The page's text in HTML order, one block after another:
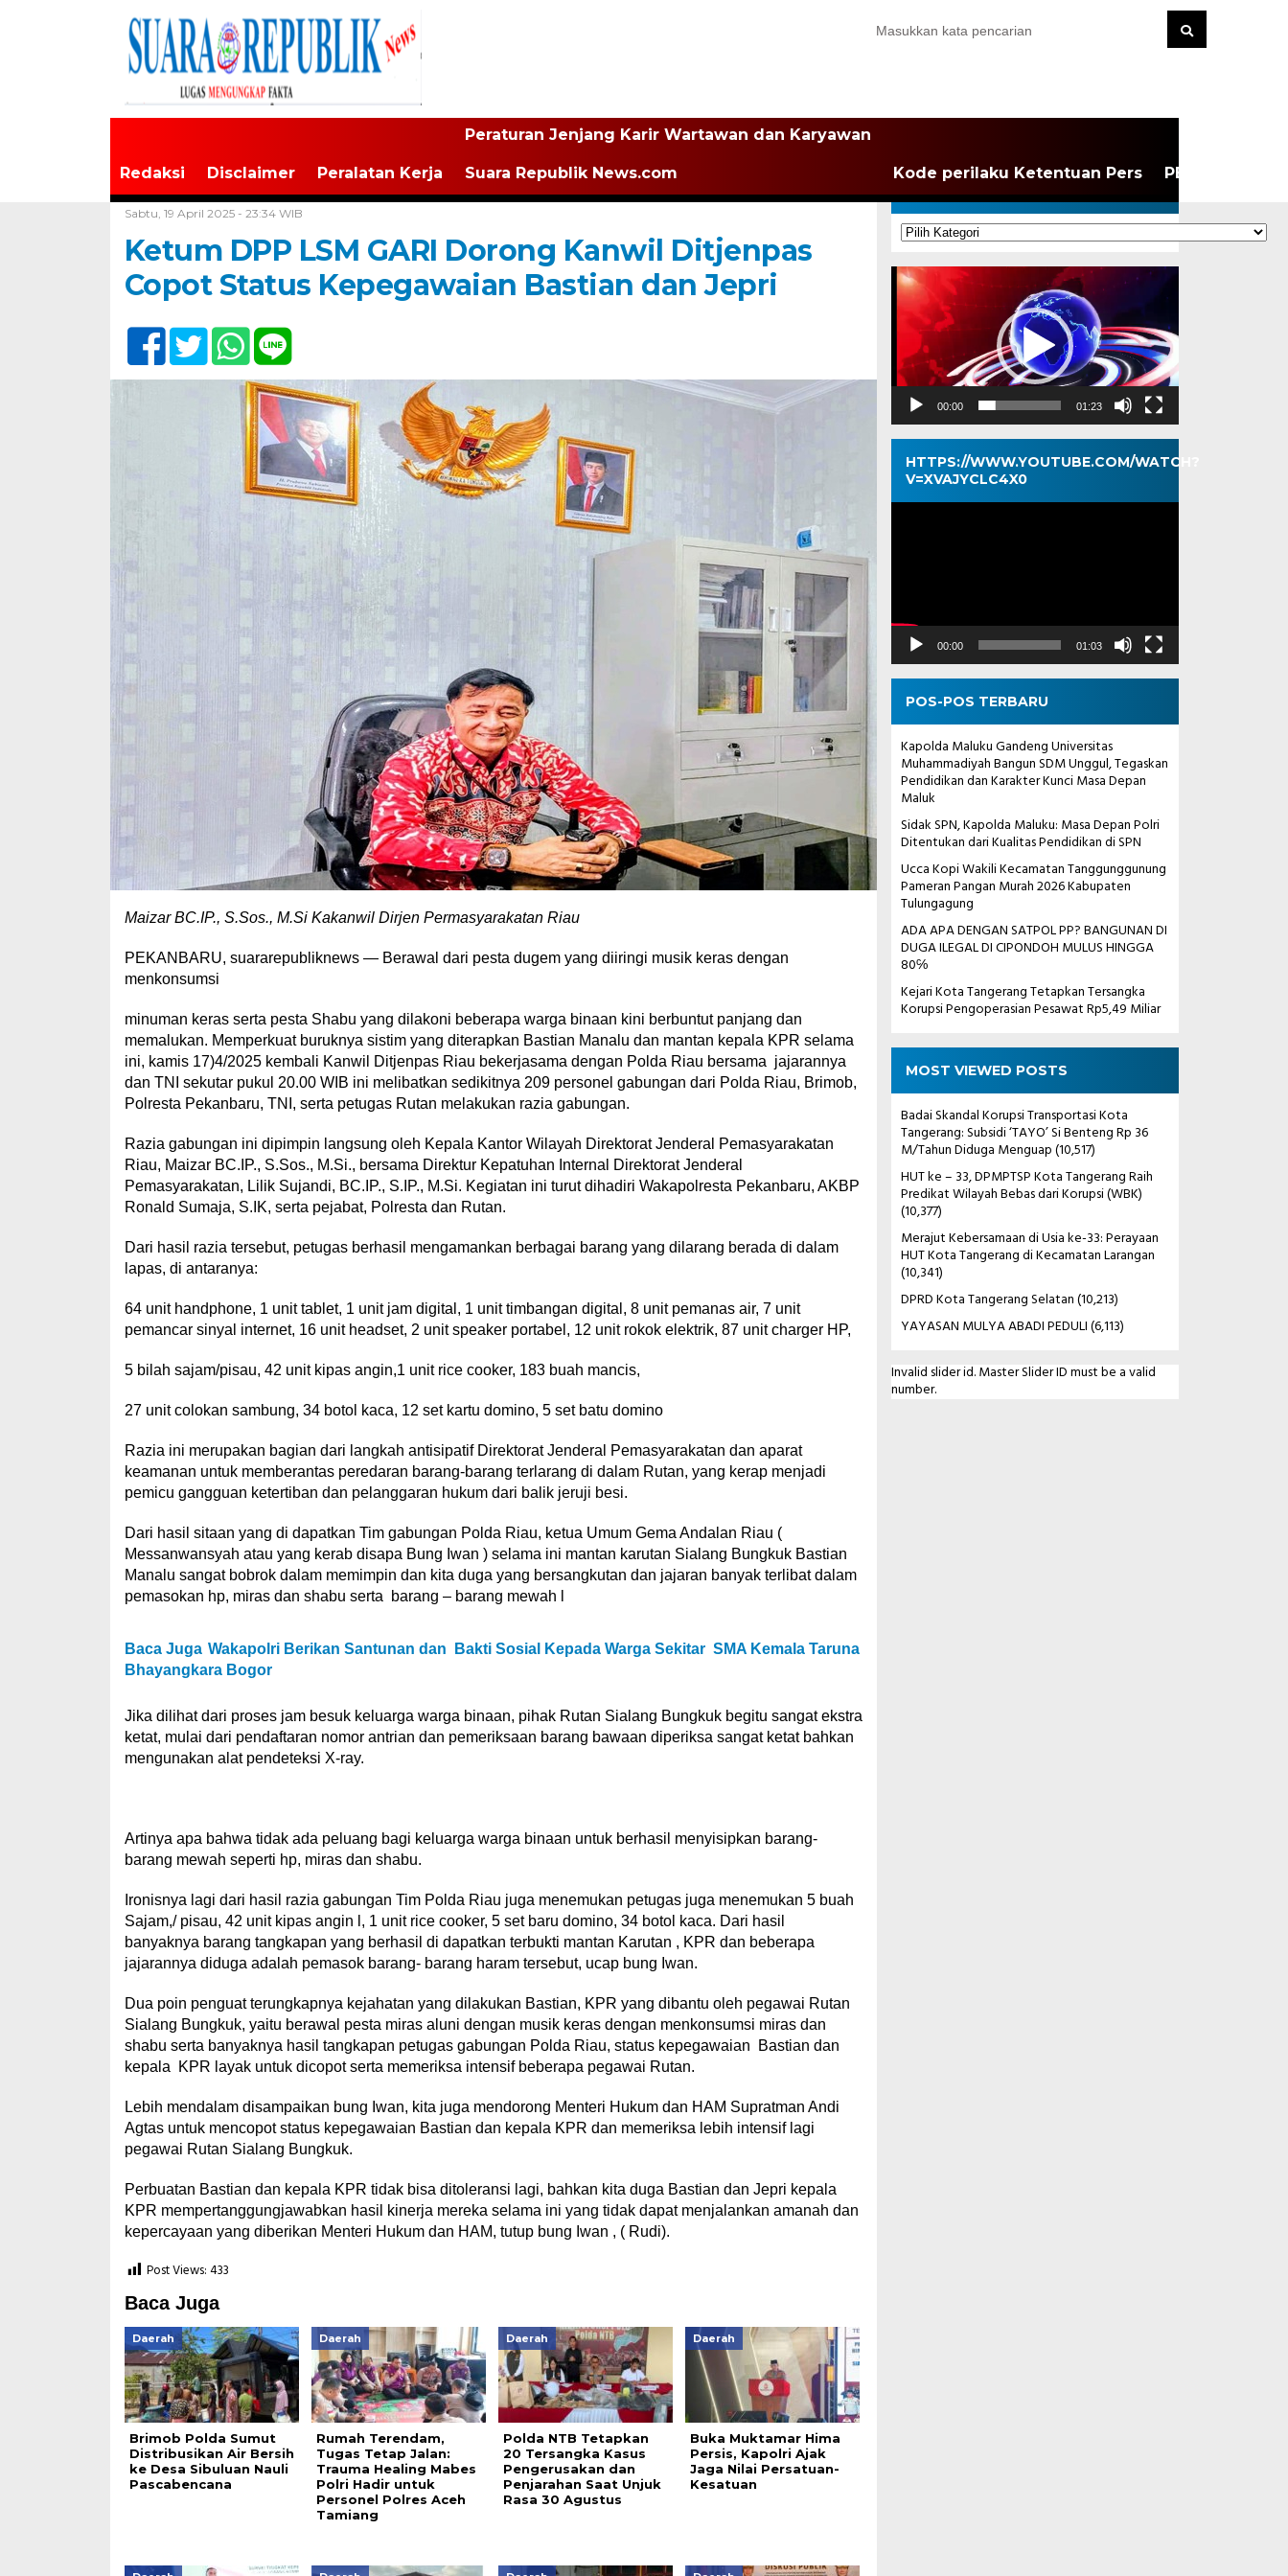
Redaksi Disclaimer Peralatan Kerja
Peraturan Jenjang Karir Wartawan dan Karyawan
Suara Republik News.com Kode perilaku Ketentuan Pers PEDOMAN
Sabtu, 19 April 2025 - 23:34 WIB
Ketum DPP LSM GARI Dorong Kanwil Ditjenpas
Copot Status Kepegawaian Bastian dan Jepri
Maizar BC.IP., S.Sos., M.Si Kakanwil Dirjen Permasyarakatan Riau
PEKANBARU, suararepubliknews — Berawal dari pesta dugem yang diiringi musik keras dengan
menkonsumsi
minuman keras serta pesta Shabu yang dilakoni beberapa warga binaan kini berbuntut panjang dan
memalukan. Memperkuat buruknya sistim yang diterapkan Bastian Manalu dan mantan kepala KPR selama
ini, kamis 17)4/2025 kembali Kanwil Ditjenpas Riau bekerjasama dengan Polda Riau bersama jajarannya
dan TNI sekutar pukul 20.00 WIB ini melibatkan sedikitnya 209 personel gabungan dari Polda Riau, Brimob,
Polresta Pekanbaru, TNI, serta petugas Rutan melakukan razia gabungan.
Razia gabungan ini dipimpin langsung oleh Kepala Kantor Wilayah Direktorat Jenderal Pemasyarakatan
Riau, Maizar BC.IP., S.Sos., M.Si., bersama Direktur Kepatuhan Internal Direktorat Jenderal
Pemasyarakatan, Lilik Sujandi, BC.IP., S.IP., M.Si. Kegiatan ini turut dihadiri Wakapolresta Pekanbaru, AKBP
Ronald Sumaja, S.IK, serta pejabat, Polresta dan Rutan.
Dari hasil razia tersebut, petugas berhasil mengamankan berbagai barang yang dilarang berada di dalam
lapas, di antaranya:
64 unit handphone, 1 unit tablet, 1 unit jam digital, 1 unit timbangan digital, 8 unit pemanas air, 7 unit
pemancar sinyal internet, 16 unit headset, 2 unit speaker portabel, 12 unit rokok elektrik, 87 unit charger HP,
5 bilah sajam/pisau, 42 unit kipas angin,1 unit rice cooker, 183 buah mancis,
27 unit colokan sambung, 34 botol kaca, 12 set kartu domino, 5 set batu domino
Razia ini merupakan bagian dari langkah antisipatif Direktorat Jenderal Pemasyarakatan dan aparat
keamanan untuk memberantas peredaran barang-barang terlarang di dalam Rutan, yang kerap menjadi
pemicu gangguan ketertiban dan pelanggaran hukum dari balik jeruji besi.
Dari hasil sitaan yang di dapatkan Tim gabungan Polda Riau, ketua Umum Gema Andalan Riau (
Messanwansyah atau yang kerab disapa Bung Iwan ) selama ini mantan karutan Sialang Bungkuk Bastian
Manalu sangat bobrok dalam memimpin dan kita duga yang bersangkutan dan jajaran banyak terlibat dalam
pemasokan hp, miras dan shabu serta barang – barang mewah l
Baca Juga Wakapolri Berikan Santunan dan Bakti Sosial Kepada Warga Sekitar SMA Kemala Taruna
Bhayangkara Bogor
Jika dilihat dari proses jam besuk keluarga warga binaan, pihak Rutan Sialang Bungkuk begitu sangat ekstra
ketat, mulai dari pendaftaran nomor antrian dan pemeriksaan barang bawaan diperiksa sangat ketat bahkan
mengunakan alat pendeteksi X-ray.
Artinya apa bahwa tidak ada peluang bagi keluarga warga binaan untuk berhasil menyisipkan barang-
barang mewah seperti hp, miras dan shabu.
Ironisnya lagi dari hasil razia gabungan Tim Polda Riau juga menemukan petugas juga menemukan 5 buah
Sajam,/ pisau, 42 unit kipas angin l, 1 unit rice cooker, 5 set baru domino, 34 botol kaca. Dari hasil
banyaknya barang tangkapan yang berhasil di dapatkan terbukti mantan Karutan , KPR dan beberapa
jajarannya diduga adalah pemasok barang- barang haram tersebut, ucap bung Iwan.
Dua poin penguat terungkapnya kejahatan yang dilakukan Bastian, KPR yang dibantu oleh pegawai Rutan
Sialang Bungkuk, yaitu berawal pesta miras aluni dengan musik keras dengan menkonsumsi miras dan
shabu serta banyaknya hasil tangkapan petugas gabungan Polda Riau, status kepegawaian Bastian dan
kepala KPR layak untuk dicopot serta memeriksa intensif beberapa pegawai Rutan.
Lebih mendalam disampaikan bung Iwan, kita juga mendorong Menteri Hukum dan HAM Supratman Andi
Agtas untuk mencopot status kepegawaian Bastian dan kepala KPR dan memeriksa lebih intensif lagi
pegawai Rutan Sialang Bungkuk.
Perbuatan Bastian dan kepala KPR tidak bisa ditoleransi lagi, bahkan kita duga Bastian dan Jepri kepala
KPR mempertanggungjawabkan hasil kinerja mereka selama ini yang tidak dapat menjalankan amanah dan
kepercayaan yang diberikan Menteri Hukum dan HAM, tutup bung Iwan , ( Rudi).
Post Views:433
Baca Juga
Daerah
Brimob Polda Sumut
Distribusikan Air Bersih
ke Desa Sibuluan Nauli
Pascabencana
Daerah
Rumah Terendam,
Tugas Tetap Jalan:
Trauma Healing Mabes
Polri Hadir untuk
Personel Polres Aceh
Tamiang
Daerah
Polda NTB Tetapkan
20 Tersangka Kasus
Pengerusakan dan
Penjarahan Saat Unjuk
Rasa 30 Agustus
Daerah
Buka Muktamar Hima
Persis, Kapolri Ajak
Jaga Nilai Persatuan-
Kesatuan
KATEGORI
Kategori
Pemutar
Video
00:00 01:23
HTTPS://WWW.YOUTUBE.COM/WATCH?
V=XVAJYCLC4X0
Pemutar
00:00 01:03
POS-POS TERBARU
Kapolda Maluku Gandeng Universitas
Muhammadiyah Bangun SDM Unggul, Tegaskan
Pendidikan dan Karakter Kunci Masa Depan
Maluk
Sidak SPN, Kapolda Maluku: Masa Depan Polri
Ditentukan dari Kualitas Pendidikan di SPN
Ucca Kopi Wakili Kecamatan Tanggunggunung
Pameran Pangan Murah 2026 Kabupaten
Tulungagung
ADA APA DENGAN SATPOL PP? BANGUNAN DI
DUGA ILEGAL DI CIPONDOH MULUS HINGGA
80℅
Kejari Kota Tangerang Tetapkan Tersangka
Korupsi Pengoperasian Pesawat Rp5,49 Miliar
MOST VIEWED POSTS
Badai Skandal Korupsi Transportasi Kota
Tangerang: Subsidi ‘TAYO’ Si Benteng Rp 36
M/Tahun Diduga Menguap(10,517)
HUT ke – 33, DPMPTSP Kota Tangerang Raih
Predikat Wilayah Bebas dari Korupsi (WBK)
(10,377)
Merajut Kebersamaan di Usia ke-33: Perayaan
HUT Kota Tangerang di Kecamatan Larangan
(10,341)
DPRD Kota Tangerang Selatan(10,213)
YAYASAN MULYA ABADI PEDULI(6,113)
Invalid slider id. Master Slider ID must be a valid
number.